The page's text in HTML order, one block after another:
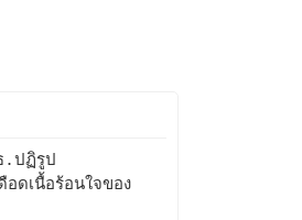
.ปฏิรูป
ดเนื้อร้อนใจของ